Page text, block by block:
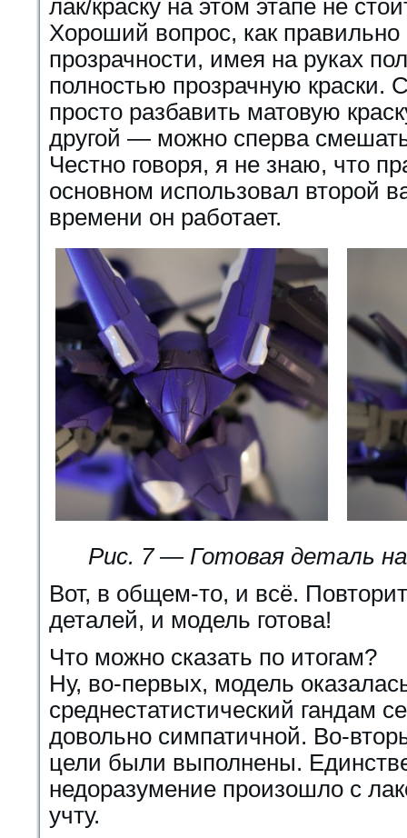
лак/краску на этом этапе не
Хороший вопрос, как правильно
прозрачности, имея на руках
полностью прозрачную краски.
просто разбавить матовую
другой — можно сперва
Честно говоря, я не знаю, что
основном использовал второй
времени он работает.
Рис. 7 — Готовая деталь
Вот, в общем-то, и всё.
деталей, и модель готова!
Что можно сказать по итогам?
Ну, во-первых, модель
среднестатистический гандам
довольно симпатичной. Во-
цели были выполнены.
недоразумение произошло с
учту.